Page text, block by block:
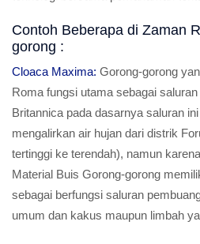
Contoh Beberapa di Zaman
gorong :
Cloaca Maxima: Gorong-gorong
Roma fungsi utama sebagai
Britannica pada dasarnya saluran
mengalirkan air hujan dari distrik
tertinggi ke terendah), namun
Material Buis Gorong-gorong
sebagai berfungsi saluran
umum dan kakus maupun limbah